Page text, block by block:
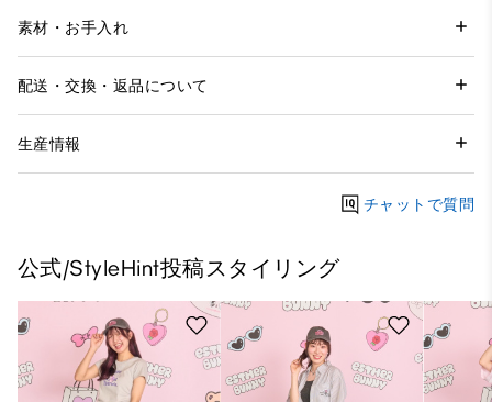
素材・お手入れ
配送・交換・返品について
生産情報
チャットで質問
公式/StyleHint投稿スタイリング